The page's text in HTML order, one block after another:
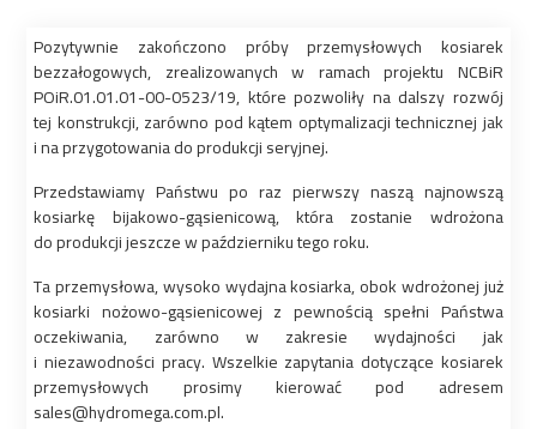
Pozytywnie zakończono próby przemysłowych kosiarek
bezzałogowych, zrealizowanych w ramach projektu NCBiR
POiR.01.01.01-00-0523/19, które pozwoliły na dalszy rozwój
tej konstrukcji, zarówno pod kątem optymalizacji technicznej jak
i na przygotowania do produkcji seryjnej.
Przedstawiamy Państwu po raz pierwszy naszą najnowszą
kosiarkę bijakowo-gąsienicową, która zostanie wdrożona
do produkcji jeszcze w październiku tego roku.
Ta przemysłowa, wysoko wydajna kosiarka, obok wdrożonej już
kosiarki nożowo-gąsienicowej z pewnością spełni Państwa
oczekiwania, zarówno w zakresie wydajności jak
i niezawodności pracy. Wszelkie zapytania dotyczące kosiarek
przemysłowych prosimy kierować pod adresem
sales@hydromega.com.pl.